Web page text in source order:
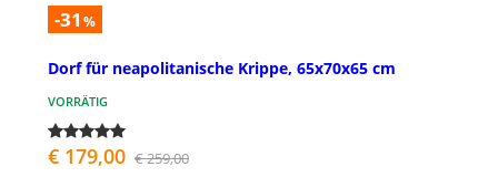
-31 %
Dorf für neapolitanische Krippe, 65x70x65 cm
VORRÄTIG
€ 179,00 € 259,00